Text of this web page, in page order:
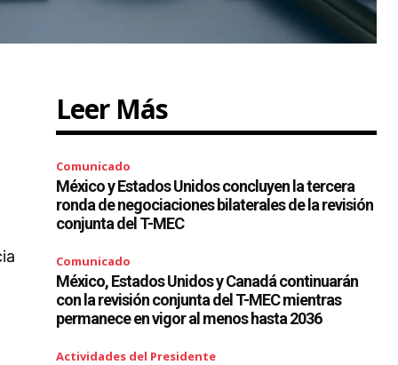
Leer Más
Comunicado
México y Estados Unidos concluyen la tercera
ronda de negociaciones bilaterales de la revisión
conjunta del T-MEC
Comunicado
México, Estados Unidos y Canadá continuarán
con la revisión conjunta del T-MEC mientras
permanece en vigor al menos hasta 2036
Actividades del Presidente